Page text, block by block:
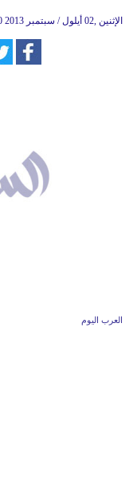
19:10 2013 الإثنين ,02 أيلول / سبتمبر
العرب اليوم